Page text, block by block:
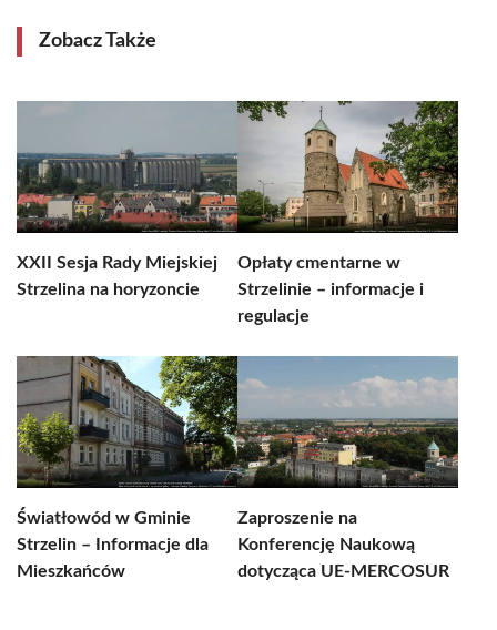
Zobacz Także
XXII Sesja Rady Miejskiej
Strzelina na horyzoncie
Opłaty cmentarne w
Strzelinie – informacje i
regulacje
Światłowód w Gminie
Strzelin – Informacje dla
Mieszkańców
Zaproszenie na
Konferencję Naukową
dotycząca UE-MERCOSUR